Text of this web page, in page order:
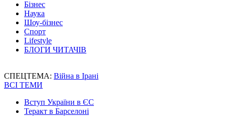
Бізнес
Наука
Шоу-бізнес
Спорт
Lifestyle
БЛОГИ ЧИТАЧІВ
СПЕЦТЕМА: Війна в Ірані
ВСІ ТЕМИ
Вступ України в ЄС
Теракт в Барселоні